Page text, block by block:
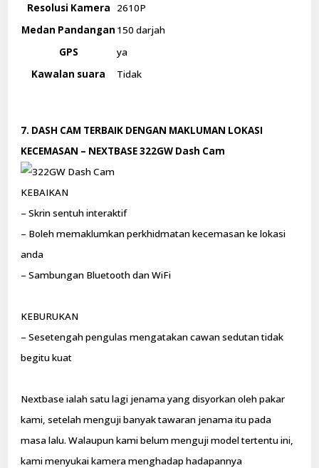
Resolusi Kamera
2610P
Medan Pandangan 150 darjah
GPS
ya
Kawalan suara
Tidak
7. DASH CAM TERBAIK DENGAN MAKLUMAN LOKASI
KECEMASAN – NEXTBASE 322GW Dash Cam
KEBAIKAN
– Skrin sentuh interaktif
– Boleh memaklumkan perkhidmatan kecemasan ke lokasi
anda
– Sambungan Bluetooth dan WiFi
KEBURUKAN
– Sesetengah pengulas mengatakan cawan sedutan tidak
begitu kuat
Nextbase ialah satu lagi jenama yang disyorkan oleh pakar
kami, setelah menguji banyak tawaran jenama itu pada
masa lalu. Walaupun kami belum menguji model tertentu ini,
kami menyukai kamera menghadap hadapannya